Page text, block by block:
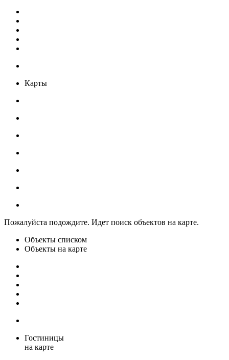
Карты
Пожалуйста подождите. Идет поиск объектов на карте.
Объекты списком
Объекты на карте
Гостиницы
на карте